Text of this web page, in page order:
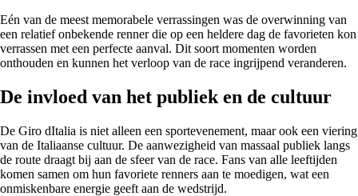
Eén van de meest memorabele verrassingen was de overwinning van
een relatief onbekende renner die op een heldere dag de favorieten kon
verrassen met een perfecte aanval. Dit soort momenten worden
onthouden en kunnen het verloop van de race ingrijpend veranderen.
De invloed van het publiek en de cultuur
De Giro dItalia is niet alleen een sportevenement, maar ook een viering
van de Italiaanse cultuur. De aanwezigheid van massaal publiek langs
de route draagt bij aan de sfeer van de race. Fans van alle leeftijden
komen samen om hun favoriete renners aan te moedigen, wat een
onmiskenbare energie geeft aan de wedstrijd.